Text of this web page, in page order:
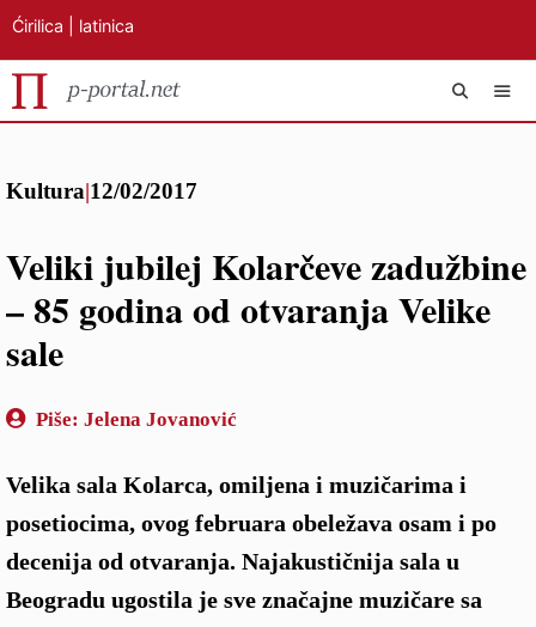
Ćirilica latinica
Kultura|12/02/2017
Veliki jubilej Kolarčeve zadužbine
– 85 godina od otvaranja Velike
sale
Piše: Jelena Jovanović
Velika sala Kolarca, omiljena i muzičarima i
posetiocima, ovog februara obeležava osam i po
decenija od otvaranja. Najakustičnija sala u
Beogradu ugostila je sve značajne muzičare sa